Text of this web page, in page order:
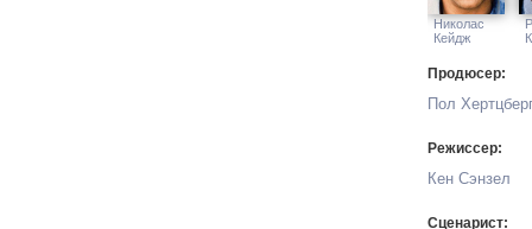
Николас
Кейдж
Продюсер:
Пол Хертцберг
Режиссер:
Кен Сэнзел
Сценарист: